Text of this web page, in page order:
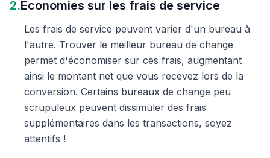
2.Économies sur les frais de service
Les frais de service peuvent varier d'un bureau à
l'autre. Trouver le meilleur bureau de change
permet d'économiser sur ces frais, augmentant
ainsi le montant net que vous recevez lors de la
conversion. Certains bureaux de change peu
scrupuleux peuvent dissimuler des frais
supplémentaires dans les transactions, soyez
attentifs !